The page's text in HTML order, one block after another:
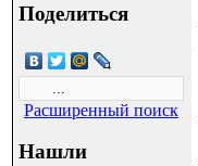
Поделиться
Расширенный поиск
Нашли